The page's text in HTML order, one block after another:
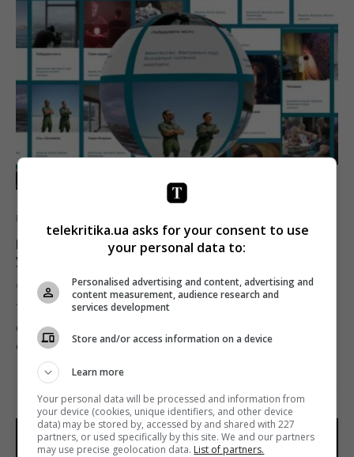
Кино
Docudays UA выпустил 6-й каталог
украинской документалистики
от
Telekritika 25.11.2020 18:15
Он включает информацию о документальных
фильмах и проектах на стадии производства.
telekritika.ua asks for your consent to use
your personal data to:
Personalised advertising and content, advertising and
content measurement, audience research and
services development
Store and/or access information on a device
Learn more
Your personal data will be processed and information from
your device (cookies, unique identifiers, and other device
data) may be stored by, accessed by and shared with 227
partners, or used specifically by this site. We and our partners
may use precise geolocation data. List of partners.